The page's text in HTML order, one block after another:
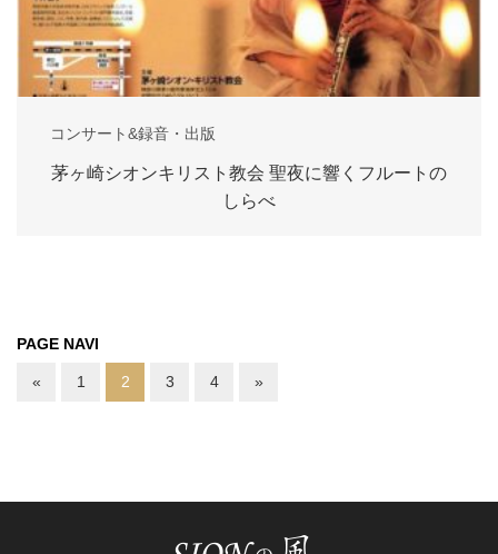
コンサート&録音・出版
茅ヶ崎シオンキリスト教会 聖夜に響くフルートの
しらべ
PAGE NAVI
« 1 2 3 4 »